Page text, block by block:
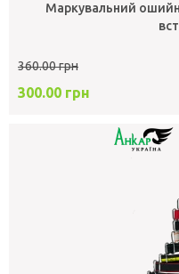
Маркувальний
360.00 грн
300.00 грн